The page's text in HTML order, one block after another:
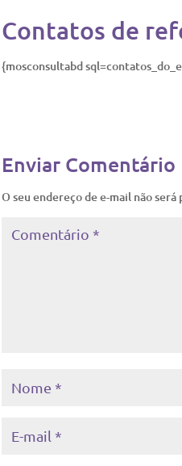
Contatos de
{mosconsultabd
Enviar Comentário
O seu endereço de e-mail não será